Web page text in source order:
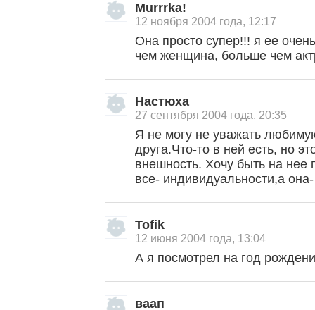
Murrrka!
12 ноября 2004 года, 12:17
Она просто супер!!! я ее
чем женщина, больше чем
Настюха
27 сентября 2004 года, 20:35
Я не могу не уважать
друга.Что-то в ней есть, но
внешность. Хочу быть на
все- индивидуальности,а
Tofik
12 июня 2004 года, 13:04
А я посмотрел на год
ваап